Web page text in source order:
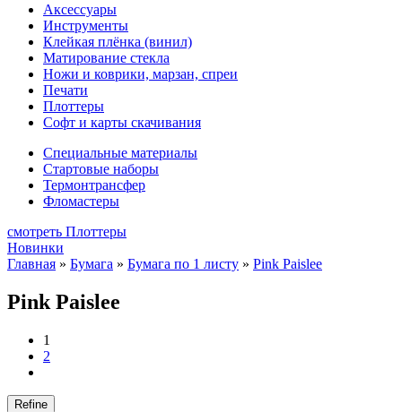
Аксессуары
Инструменты
Клейкая плёнка (винил)
Матирование стекла
Ножи и коврики, марзан, спреи
Печати
Плоттеры
Софт и карты скачивания
Специальные материалы
Стартовые наборы
Термонтрансфер
Фломастеры
смотреть Плоттеры
Новинки
Главная » Бумага » Бумага по 1 листу » Pink Paislee
Pink Paislee
1
2
Refine